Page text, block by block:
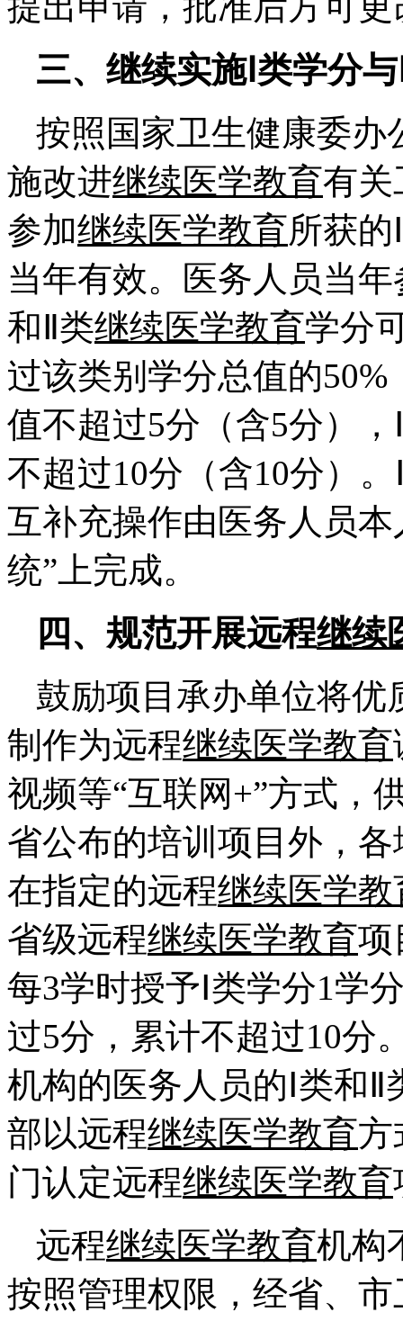
三、继续实施Ⅰ类学分
按照国家卫生健康委办
施改进继续医学教育有关
参加继续医学教育所获
当年有效。医务人员当
和Ⅱ类继续医学教育学分
过该类别学分总值的50%
值不超过5分（含5分）
不超过10分（含10分）。
互补充操作由医务人员
统”上完成。
四、规范开展远程继续
鼓励项目承办单位将优
制作为远程继续医学教育
视频等“互联网+”方式，
省公布的培训项目外，
在指定的远程继续医学教
省级远程继续医学教育项
每3学时授予Ⅰ类学分1学
过5分，累计不超过10分
机构的医务人员的Ⅰ类和Ⅱ
部以远程继续医学教育方
门认定远程继续医学教育
远程继续医学教育机构
按照管理权限，经省、